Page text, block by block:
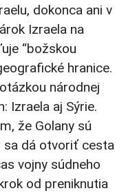
dokonca ani v
Izraela na
“božskou
hranice.
národnej
Izraela aj Sýrie.
že Golany sú
sa dá otvoriť cesta
vojny súdneho
od preniknutia